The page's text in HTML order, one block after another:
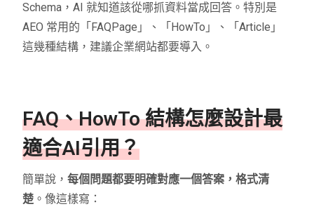
Schema，AI 就知道該從哪抓資料當成回答。特別是
AEO 常用的「FAQPage」、「HowTo」、「Article」
這幾種結構，建議企業網站都要導入。
FAQ、HowTo 結構怎麼設計最
適合AI引用？
簡單說，每個問題都要明確對應一個答案，格式清
楚 。像這樣寫：